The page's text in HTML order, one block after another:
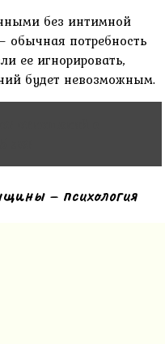
без интимной
обычная потребность
ее игнорировать,
будет невозможным.
– психология